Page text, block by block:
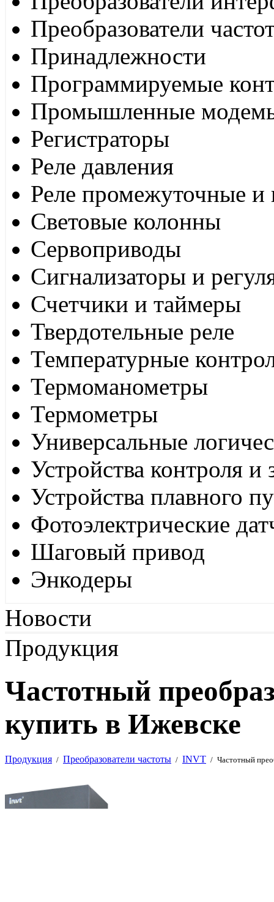
Преобразователи
Принадлежности
Программируемые
Промышленные
Регистраторы
Реле давления
Реле промежуточные и
Световые колонны
Сервоприводы
Сигнализаторы и
Счетчики и таймеры
Твердотельные реле
Температурные
Термоманометры
Термометры
Универсальные
Устройства контроля
Устройства плавного
Фотоэлектрические
Шаговый привод
Энкодеры
Новости
Продукция
Частотный
купить в Ижевске
Продукция / Преобразователи частоты / INVT / Частотный